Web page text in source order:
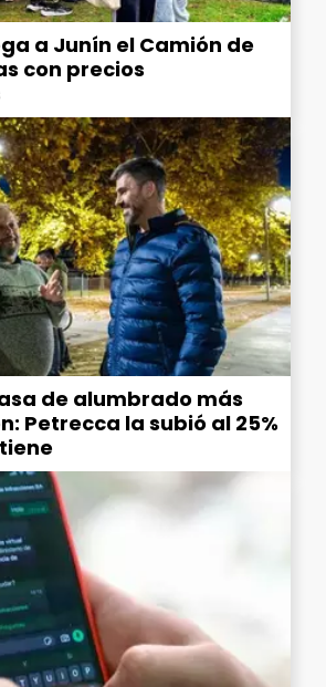
a Junín el Camión de
con precios
de alumbrado más
Petrecca la subió al 25%